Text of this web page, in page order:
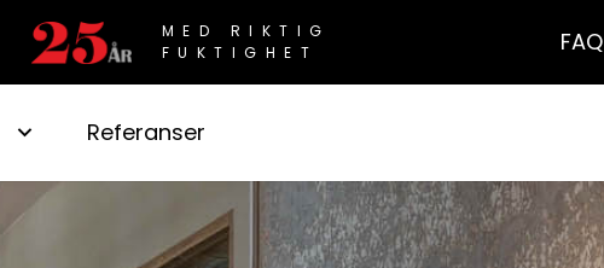
MED RIKTIG
FUKTIGHET
FAQ
Referanser